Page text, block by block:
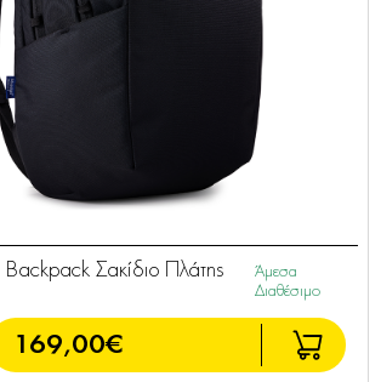
Backpack Σακίδιο Πλάτης
Άμεσα
Διαθέσιμο
169,00€